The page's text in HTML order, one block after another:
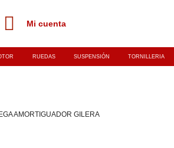
Mi cuenta
RUEDAS SUSPENSIÓN TORNILLERIA
AMORTIGUADOR GILERA